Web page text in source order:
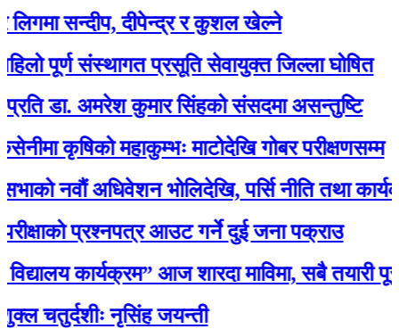
सन्दीप, दीपेन्द्र र कुशल खेल्ने
संस्थागत प्रसूति सेवायुक्त जिल्ला घोषित
अमरेश कुमार सिंहको संसदमा असन्तुष्टि
कृषिको महाकुम्भः माटोदेखि गोबर परीक्षणसम्म
अधिवेशन भोलिदेखि, पर्सि नीति तथा कार्यक्रम
प्रश्नपत्र आउट गर्ने दुई जना पक्राउ
कार्यक्रम” आज शारदा माविमा, सबै तयारी पूरा
नृसिंह जयन्ती